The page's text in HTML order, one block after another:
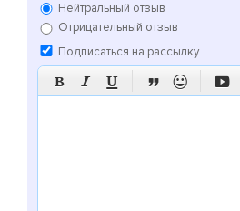
Нейтральный отзыв
Отрицательный отзыв
Подписаться на рассылку
     